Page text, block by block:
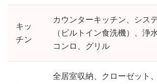
キッ
チン
カウンターキッチン、シス
（ビルトイン食洗機）、浄
コンロ、グリル
全居室収納、クローゼット